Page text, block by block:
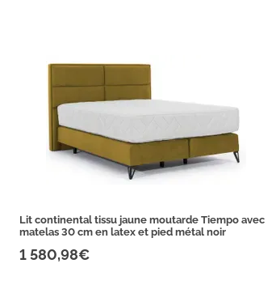
Lit continental tissu jaune moutarde Tiempo avec
matelas 30 cm en latex et pied métal noir
1 580,98€